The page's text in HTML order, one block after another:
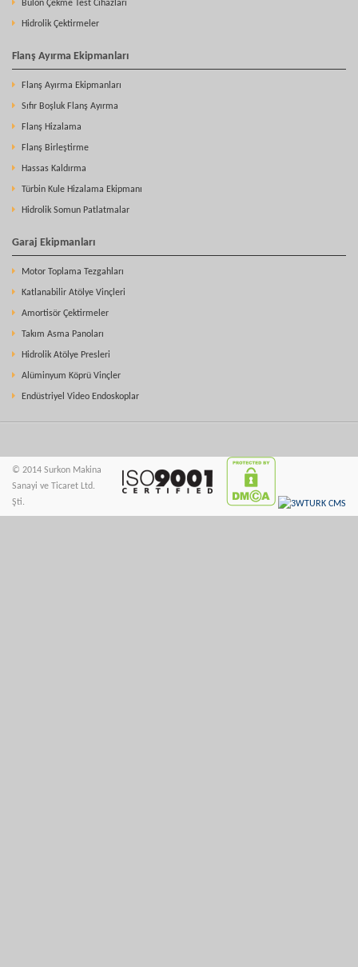
Bulon Çekme Test Cihazları
Hidrolik Çektirmeler
Flanş Ayırma Ekipmanları
Flanş Ayırma Ekipmanları
Sıfır Boşluk Flanş Ayırma
Flanş Hizalama
Flanş Birleştirme
Hassas Kaldırma
Türbin Kule Hizalama Ekipmanı
Hidrolik Somun Patlatmalar
Garaj Ekipmanları
Motor Toplama Tezgahları
Katlanabilir Atölye Vinçleri
Amortisör Çektirmeler
Takım Asma Panoları
Hidrolik Atölye Presleri
Alüminyum Köprü Vinçler
Endüstriyel Video Endoskoplar
© 2014 Surkon Makina
Sanayi ve Ticaret Ltd.
Şti.